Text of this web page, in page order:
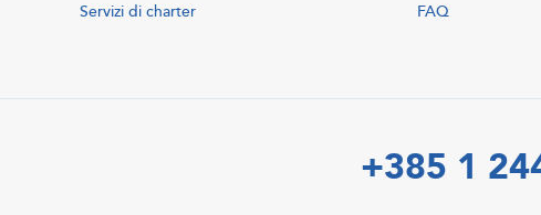
Servizi di charter
FAQ
+385 1